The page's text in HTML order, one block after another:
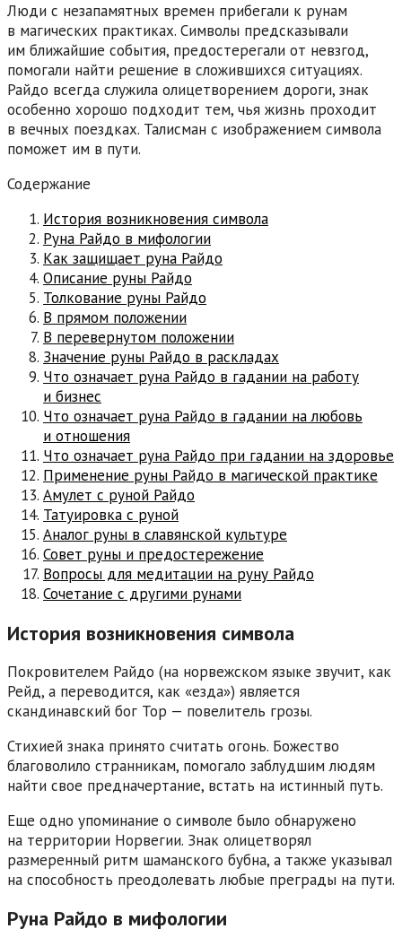
Люди с незапамятных времен прибегали к рунам
в магических практиках. Символы предсказывали
им ближайшие события, предостерегали от невзгод,
помогали найти решение в сложившихся ситуациях.
Райдо всегда служила олицетворением дороги, знак
особенно хорошо подходит тем, чья жизнь проходит
в вечных поездках. Талисман с изображением символа
поможет им в пути.
Содержание
История возникновения символа
Руна Райдо в мифологии
Как защищает руна Райдо
Описание руны Райдо
Толкование руны Райдо
В прямом положении
В перевернутом положении
Значение руны Райдо в раскладах
Что означает руна Райдо в гадании на работу
и бизнес
Что означает руна Райдо в гадании на любовь
и отношения
Что означает руна Райдо при гадании на здоровье
Применение руны Райдо в магической практике
Амулет с руной Райдо
Татуировка с руной
Аналог руны в славянской культуре
Совет руны и предостережение
Вопросы для медитации на руну Райдо
Сочетание с другими рунами
История возникновения символа
Покровителем Райдо (на норвежском языке звучит, как
Рейд, а переводится, как «езда») является
скандинавский бог Тор — повелитель грозы.
Стихией знака принято считать огонь. Божество
благоволило странникам, помогало заблудшим людям
найти свое предначертание, встать на истинный путь.
Еще одно упоминание о символе было обнаружено
на территории Норвегии. Знак олицетворял
размеренный ритм шаманского бубна, а также указывал
на способность преодолевать любые преграды на пути.
Руна Райдо в мифологии